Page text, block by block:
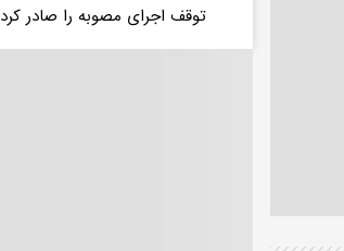
توقف اجرای مصوبه را صادر کرد